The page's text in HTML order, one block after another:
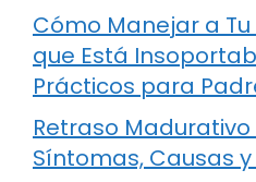
Cómo Manejar a Tu
que Está
Prácticos para
Retraso Madurativo
Síntomas, Causas